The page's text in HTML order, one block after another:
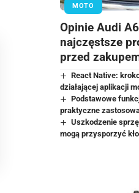
MOTO
Opinie Audi
najczęstsze
przed
React Native:
działającej aplikacji
Podstawowe
praktyczne
Uszkodzenie
mogą przysporzyć